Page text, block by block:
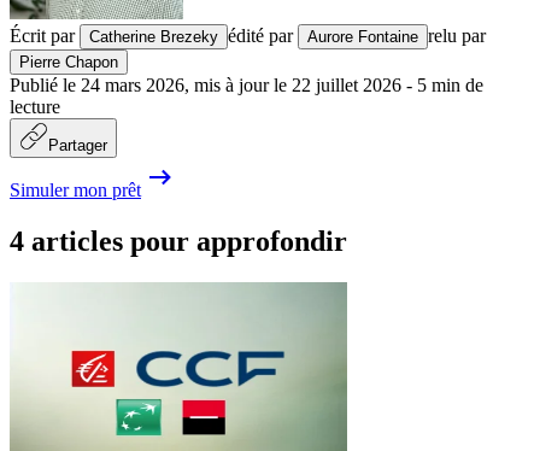
Écrit par Catherine Brezeky édité par Aurore Fontaine relu par
Pierre Chapon
Publié le 24 mars 2026, mis à jour le 22 juillet 2026 - 5 min de
lecture
Partager
Simuler mon prêt
4 articles pour approfondir